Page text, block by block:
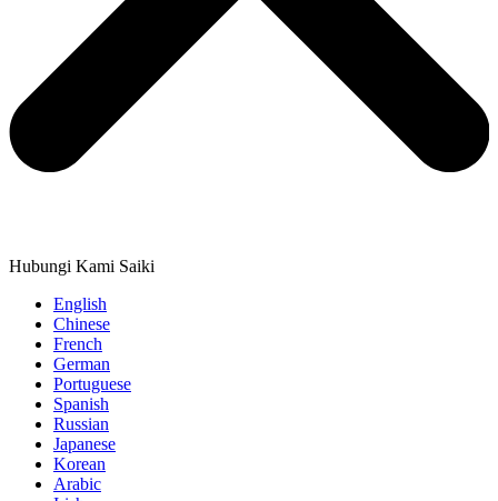
Hubungi Kami Saiki
English
Chinese
French
German
Portuguese
Spanish
Russian
Japanese
Korean
Arabic